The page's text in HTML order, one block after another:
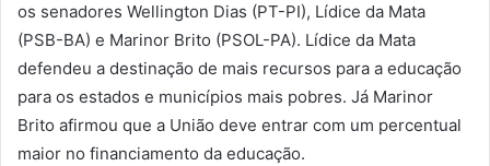
os senadores Wellington Dias (PT-PI), Lídice da Mata
(PSB-BA) e Marinor Brito (PSOL-PA). Lídice da Mata
defendeu a destinação de mais recursos para a educação
para os estados e municípios mais pobres. Já Marinor
Brito afirmou que a União deve entrar com um percentual
maior no financiamento da educação.